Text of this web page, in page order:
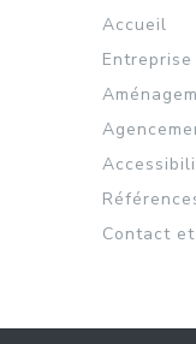
Accueil
Contact